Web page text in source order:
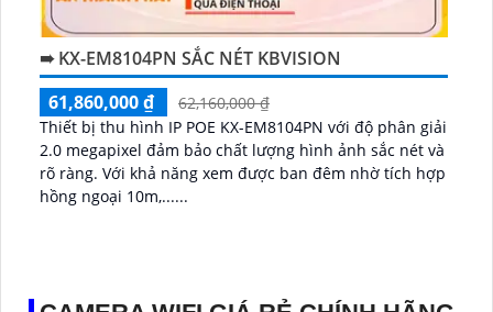
➠ KX-EM8104PN SẮC NÉT KBVISION
61,860,000 ₫
62,160,000 ₫
Thiết bị thu hình IP POE KX-EM8104PN với độ phân giải
2.0 megapixel đảm bảo chất lượng hình ảnh sắc nét và
rõ ràng. Với khả năng xem được ban đêm nhờ tích hợp
hồng ngoại 10m,......